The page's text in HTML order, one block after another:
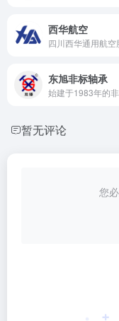
西华航空
东旭非标轴承
暂无评论
您